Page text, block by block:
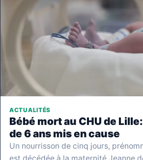
ACTUALITÉS
Bébé mort au CHU de
de 6 ans mis en cause
Un nourrisson de cinq jours,